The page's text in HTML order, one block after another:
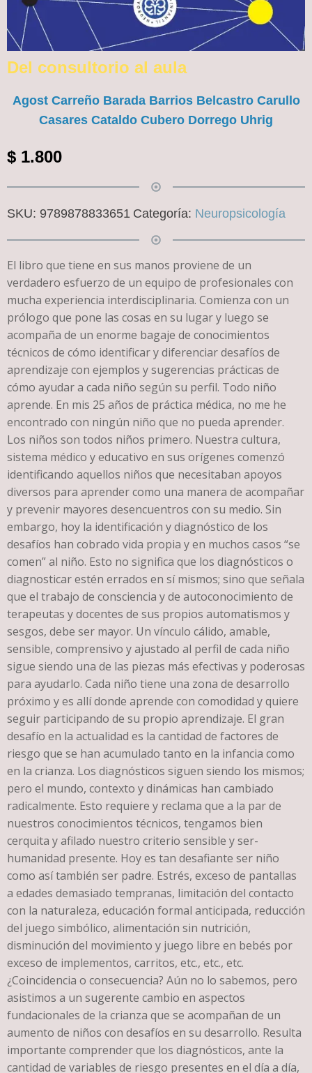
Del consultorio al aula
Agost Carreño Barada Barrios Belcastro Carullo
Casares Cataldo Cubero Dorrego Uhrig
$ 1.800
SKU: 9789878833651 Categoría: Neuropsicología
El libro que tiene en sus manos proviene de un
verdadero esfuerzo de un equipo de profesionales con
mucha experiencia interdisciplinaria. Comienza con un
prólogo que pone las cosas en su lugar y luego se
acompaña de un enorme bagaje de conocimientos
técnicos de cómo identificar y diferenciar desafíos de
aprendizaje con ejemplos y sugerencias prácticas de
cómo ayudar a cada niño según su perfil. Todo niño
aprende. En mis 25 años de práctica médica, no me he
encontrado con ningún niño que no pueda aprender.
Los niños son todos niños primero. Nuestra cultura,
sistema médico y educativo en sus orígenes comenzó
identificando aquellos niños que necesitaban apoyos
diversos para aprender como una manera de acompañar
y prevenir mayores desencuentros con su medio. Sin
embargo, hoy la identificación y diagnóstico de los
desafíos han cobrado vida propia y en muchos casos “se
comen” al niño. Esto no significa que los diagnósticos o
diagnosticar estén errados en sí mismos; sino que señala
que el trabajo de consciencia y de autoconocimiento de
terapeutas y docentes de sus propios automatismos y
sesgos, debe ser mayor. Un vínculo cálido, amable,
sensible, comprensivo y ajustado al perfil de cada niño
sigue siendo una de las piezas más efectivas y poderosas
para ayudarlo. Cada niño tiene una zona de desarrollo
próximo y es allí donde aprende con comodidad y quiere
seguir participando de su propio aprendizaje. El gran
desafío en la actualidad es la cantidad de factores de
riesgo que se han acumulado tanto en la infancia como
en la crianza. Los diagnósticos siguen siendo los mismos;
pero el mundo, contexto y dinámicas han cambiado
radicalmente. Esto requiere y reclama que a la par de
nuestros conocimientos técnicos, tengamos bien
cerquita y afilado nuestro criterio sensible y ser-
humanidad presente. Hoy es tan desafiante ser niño
como así también ser padre. Estrés, exceso de pantallas
a edades demasiado tempranas, limitación del contacto
con la naturaleza, educación formal anticipada, reducción
del juego simbólico, alimentación sin nutrición,
disminución del movimiento y juego libre en bebés por
exceso de implementos, carritos, etc., etc., etc.
¿Coincidencia o consecuencia? Aún no lo sabemos, pero
asistimos a un sugerente cambio en aspectos
fundacionales de la crianza que se acompañan de un
aumento de niños con desafíos en su desarrollo. Resulta
importante comprender que los diagnósticos, ante la
cantidad de variables de riesgo presentes en el día a día,